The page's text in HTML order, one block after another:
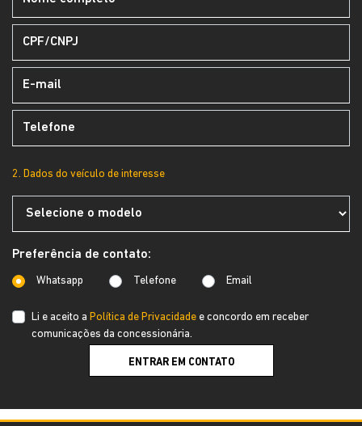
2. Dados do veículo de interesse
Preferência de contato:
Whatsapp Telefone Email
Li e aceito a Política de Privacidade e concordo em receber
comunicações da concessionária.
ENTRAR EM CONTATO